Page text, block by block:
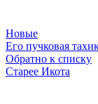
Новые
Его пучковая
Обратно к списку
Старее Икота